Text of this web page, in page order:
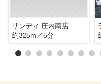
サンディ 庄内南店
約325m／5分